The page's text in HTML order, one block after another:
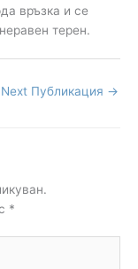
връзка и се
терен.
Next Публикация →
*